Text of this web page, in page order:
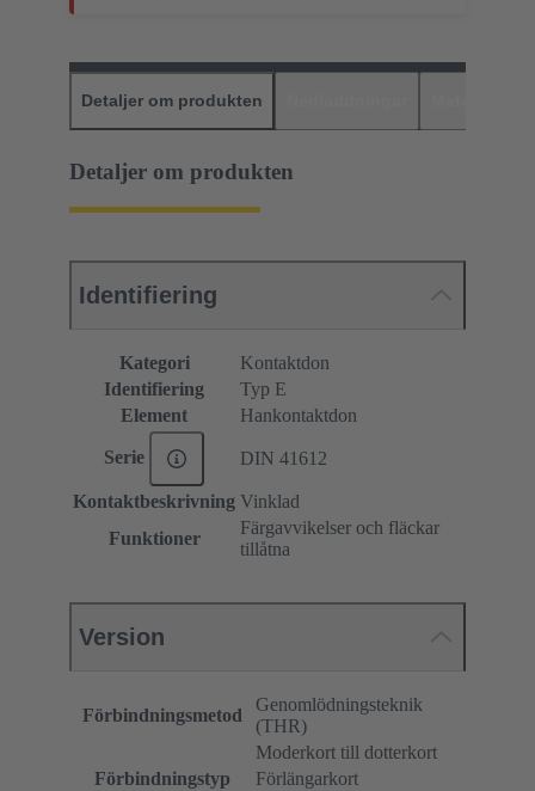
Detaljer om produkten
Detaljer om produkten
Identifiering
Kategori
Kontaktdon
Identifiering
Typ E
Element
Hankontaktdon
Serie DIN 41612
Kontaktbeskrivning Vinklad
Funktioner
Färgavvikelser och fläckar
tillåtna
Version
Förbindningsmetod
Genomlödningsteknik
(THR)
Förbindningstyp
Moderkort till dotterkort
Förlängarkort